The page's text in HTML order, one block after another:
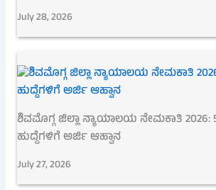
July 28, 2026
ಶಿವಮೊಗ್ಗ ಜಿಲ್ಲಾ ನ್ಯಾಯಾಲಯ ನೇಮಕಾತಿ 2026:
ಹುದ್ದೆಗಳಿಗೆ ಅರ್ಜಿ ಆಹ್ವಾನ
July 27, 2026